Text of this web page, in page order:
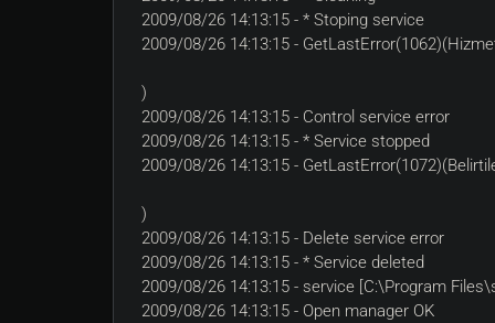
2009/08/26 14:13:15 - * Stoping service
2009/08/26 14:13:15 -
)
2009/08/26 14:13:15 - Control service error
2009/08/26 14:13:15 - * Service stopped
2009/08/26 14:13:15 -
)
2009/08/26 14:13:15 - Delete service error
2009/08/26 14:13:15 - * Service deleted
2009/08/26 14:13:15 - service [C:\Program
2009/08/26 14:13:15 - Open manager OK